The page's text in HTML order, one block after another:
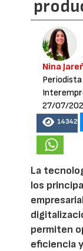
Nina
27/07/
14342
La
los
permiten
eficiencia